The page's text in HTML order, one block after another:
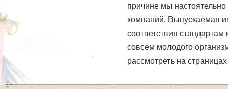
причине мы
компаний. Выпускаемая
соответствия
совсем молодого
рассмотреть на